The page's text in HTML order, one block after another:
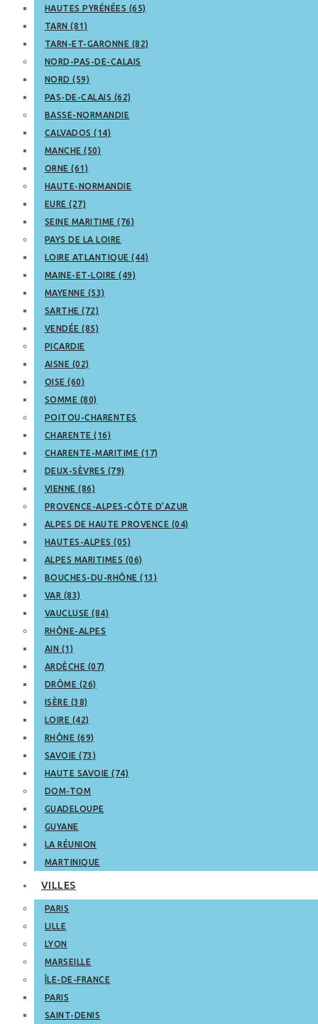
HAUTES PYRÉNÉES (65)
TARN (81)
TARN-ET-GARONNE (82)
NORD-PAS-DE-CALAIS
NORD (59)
PAS-DE-CALAIS (62)
BASSE-NORMANDIE
CALVADOS (14)
MANCHE (50)
ORNE (61)
HAUTE-NORMANDIE
EURE (27)
SEINE MARITIME (76)
PAYS DE LA LOIRE
LOIRE ATLANTIQUE (44)
MAINE-ET-LOIRE (49)
MAYENNE (53)
SARTHE (72)
VENDÉE (85)
PICARDIE
AISNE (02)
OISE (60)
SOMME (80)
POITOU-CHARENTES
CHARENTE (16)
CHARENTE-MARITIME (17)
DEUX-SÈVRES (79)
VIENNE (86)
PROVENCE-ALPES-CÔTE D’AZUR
ALPES DE HAUTE PROVENCE (04)
HAUTES-ALPES (05)
ALPES MARITIMES (06)
BOUCHES-DU-RHÔNE (13)
VAR (83)
VAUCLUSE (84)
RHÔNE-ALPES
AIN (1)
ARDÈCHE (07)
DRÔME (26)
ISÈRE (38)
LOIRE (42)
RHÔNE (69)
SAVOIE (73)
HAUTE SAVOIE (74)
DOM-TOM
GUADELOUPE
GUYANE
LA RÉUNION
MARTINIQUE
VILLES
PARIS
LILLE
LYON
MARSEILLE
ÎLE-DE-FRANCE
PARIS
SAINT-DENIS